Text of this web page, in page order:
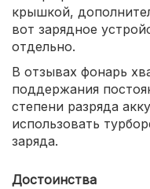
крышкой,
вот зарядное
отдельно.
В отзывах фонарь
поддержания
степени разряда
использовать
заряда.
Достоинства